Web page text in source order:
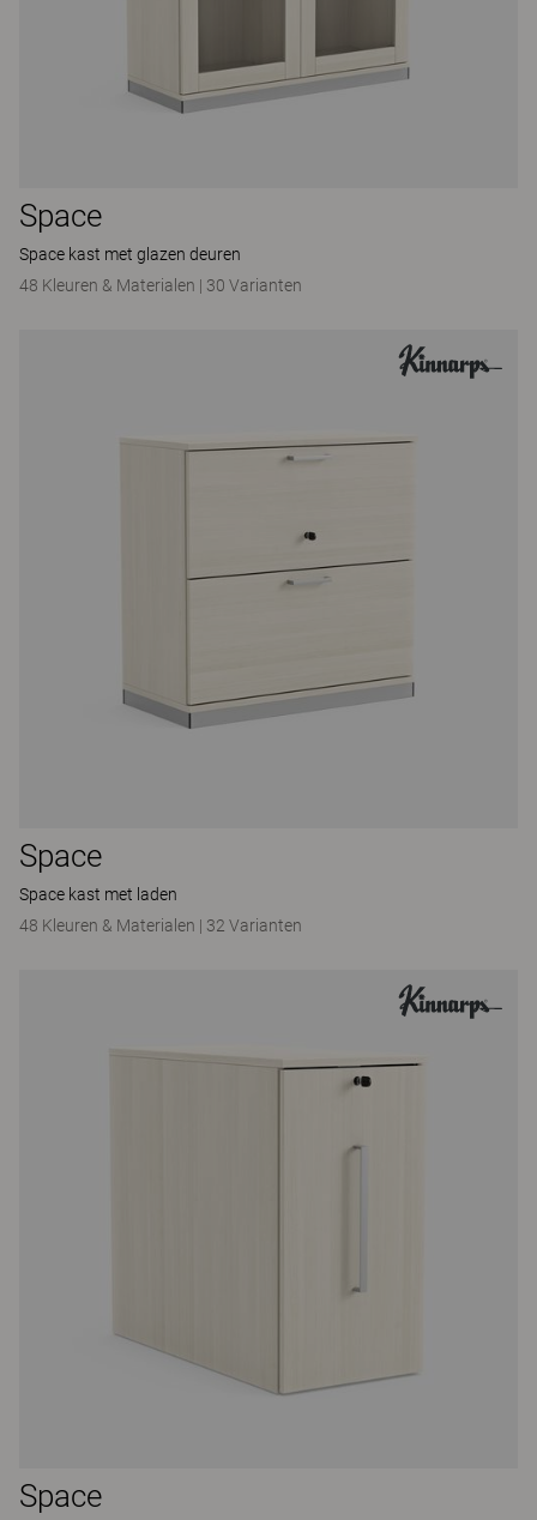
Space
Space kast met glazen deuren
48 Kleuren & Materialen | 30 Varianten
Space
Space kast met laden
48 Kleuren & Materialen | 32 Varianten
Space